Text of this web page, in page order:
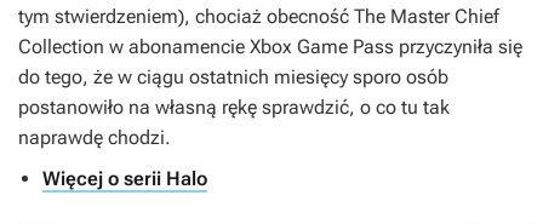
tym stwierdzeniem), chociaż obecność The Master Chief
Collection w abonamencie Xbox Game Pass przyczyniła się
do tego, że w ciągu ostatnich miesięcy sporo osób
postanowiło na własną rękę sprawdzić, o co tu tak
naprawdę chodzi.
Więcej o serii Halo